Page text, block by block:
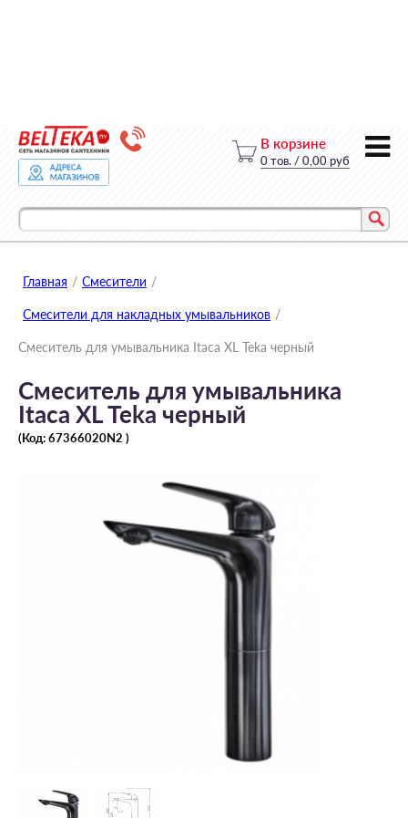
В корзине
Главная / Смесители /
Смесители для накладных умывальников /
Смеситель для умывальника Itaca XL Teka черный
Смеситель для умывальника
Itaca XL Teka черный
(Код:67366020N2 )